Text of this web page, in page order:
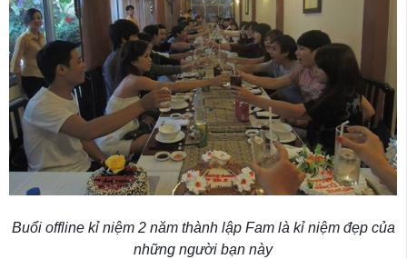
Buổi offline kỉ niệm 2 năm thành lập Fam là kỉ niệm đẹp của
những người bạn này